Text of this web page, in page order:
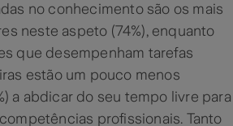
no conhecimento são os mais
neste aspeto (74%), enquanto
que desempenham tarefas
estão um pouco menos
a abdicar do seu tempo livre para
profissionais. Tanto